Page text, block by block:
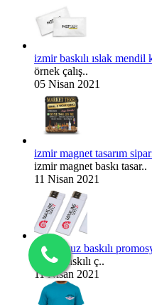
izmir baskılı ıslak mendil
örnek çalış..
05 Nisan 2021
izmir magnet tasarım
izmir magnet baskı tasar..
11 Nisan 2021
izmir ucuz baskılı
izmir, baskılı ç..
11 Nisan 2021